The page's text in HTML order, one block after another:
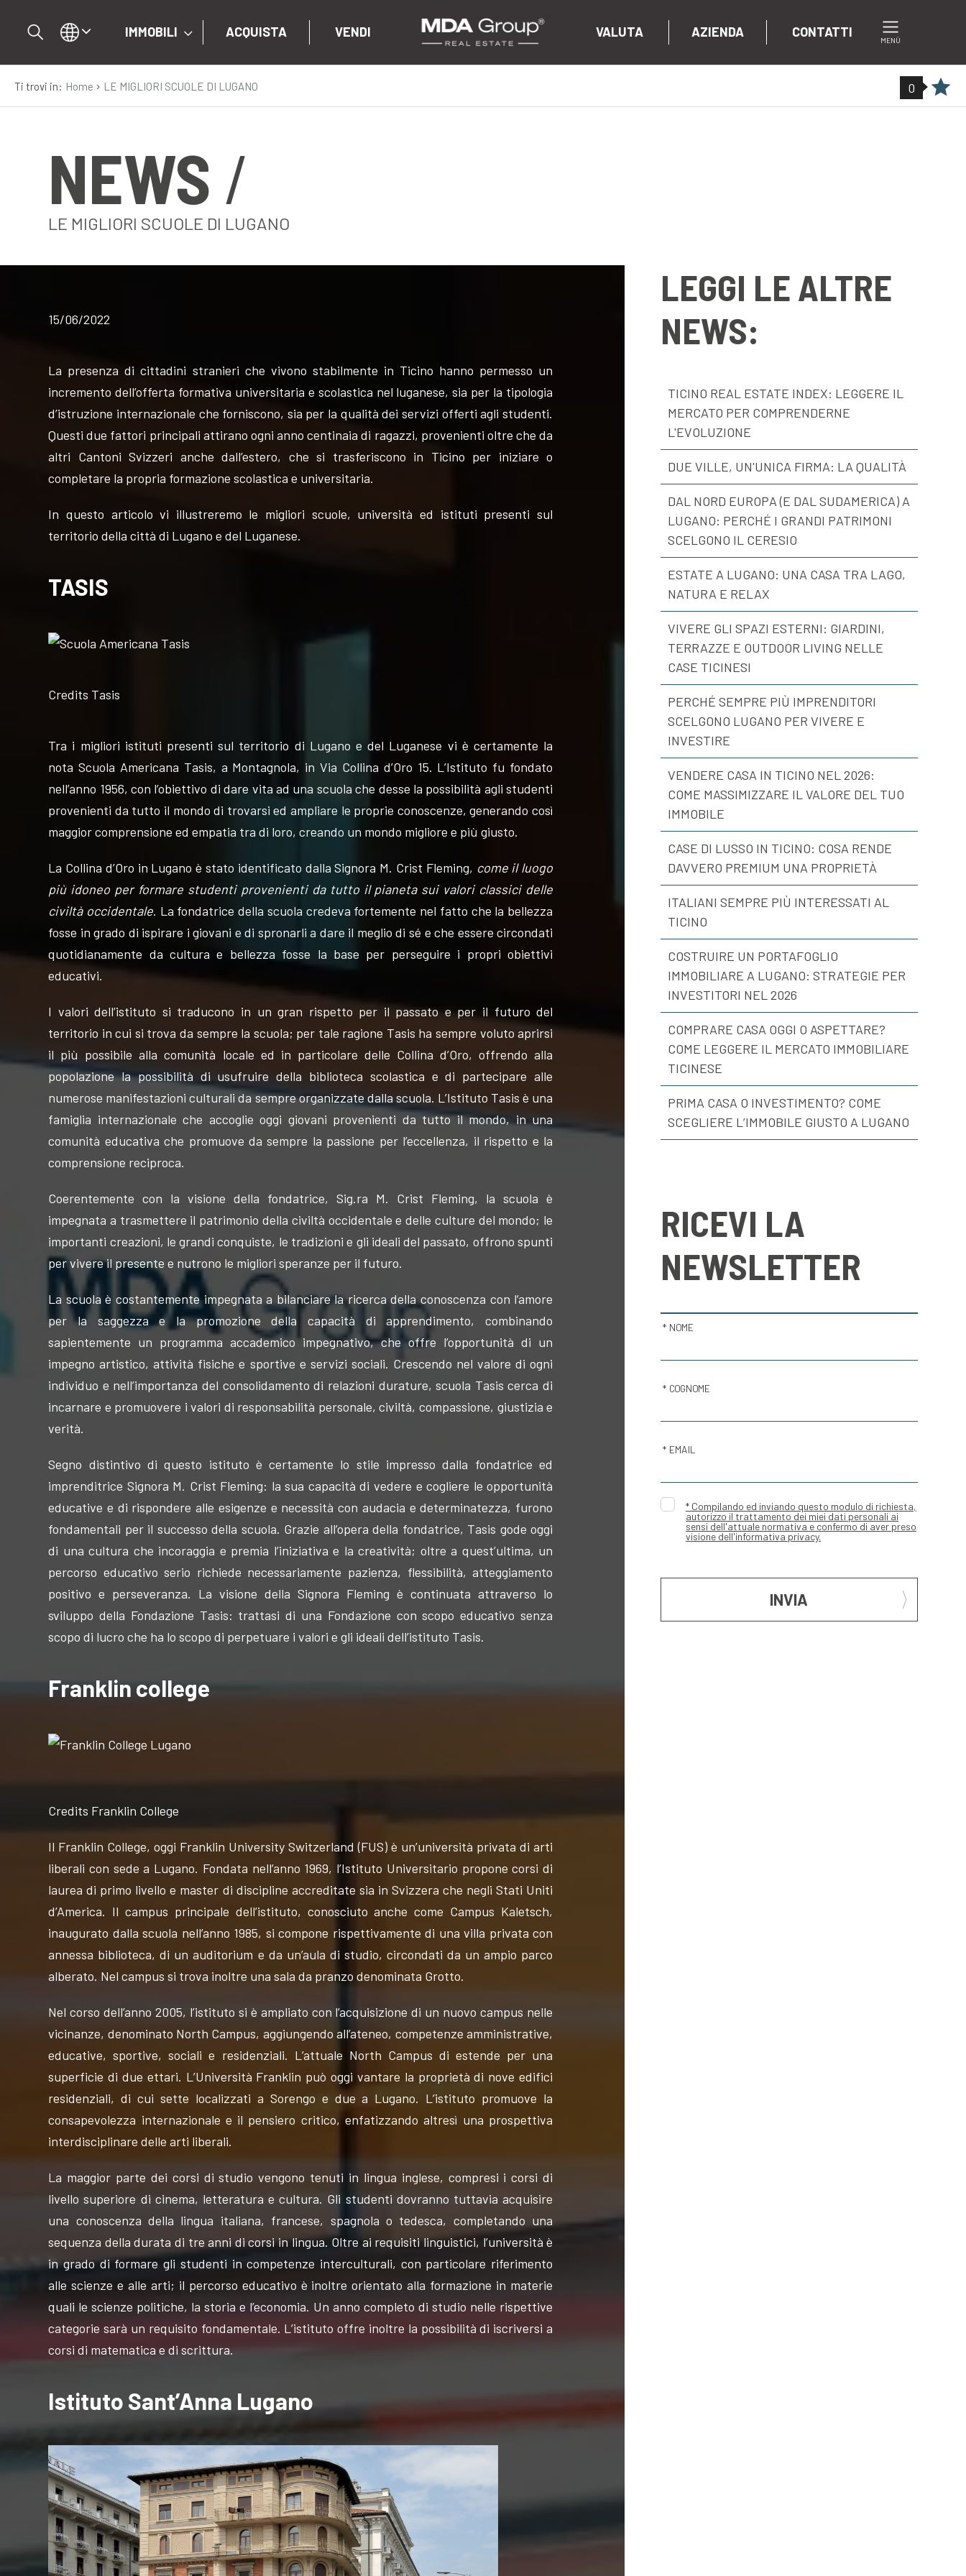
IMMOBILI ACQUISTA VENDI VALUTA AZIENDA CONTATTI
MENÙ
Ti trovi in: Home › LE MIGLIORI SCUOLE DI LUGANO 0
NEWS
LE MIGLIORI SCUOLE DI LUGANO
15/06/2022
La presenza di cittadini stranieri che vivono stabilmente in Ticino hanno permesso un
incremento dell’offerta formativa universitaria e scolastica nel luganese, sia per la tipologia
d’istruzione internazionale che forniscono, sia per la qualità dei servizi offerti agli studenti.
Questi due fattori principali attirano ogni anno centinaia di ragazzi, provenienti oltre che da
altri Cantoni Svizzeri anche dall’estero, che si trasferiscono in Ticino per iniziare o
completare la propria formazione scolastica e universitaria.
In questo articolo vi illustreremo le migliori scuole, università ed istituti presenti sul
territorio della città di Lugano e del Luganese.
TASIS
Credits Tasis
Tra i migliori istituti presenti sul territorio di Lugano e del Luganese vi è certamente la
nota Scuola Americana Tasis, a Montagnola, in Via Collina d’Oro 15. L’Istituto fu fondato
nell’anno 1956, con l’obiettivo di dare vita ad una scuola che desse la possibilità agli studenti
provenienti da tutto il mondo di trovarsi ed ampliare le proprie conoscenze, generando così
maggior comprensione ed empatia tra di loro, creando un mondo migliore e più giusto.
La Collina d’Oro in Lugano è stato identificato dalla Signora M. Crist Fleming, come il luogo
più idoneo per formare studenti provenienti da tutto il pianeta sui valori classici delle
civiltà occidentale. La fondatrice della scuola credeva fortemente nel fatto che la bellezza
fosse in grado di ispirare i giovani e di spronarli a dare il meglio di sé e che essere circondati
quotidianamente da cultura e bellezza fosse la base per perseguire i propri obiettivi
educativi.
I valori dell’istituto si traducono in un gran rispetto per il passato e per il futuro del
territorio in cui si trova da sempre la scuola; per tale ragione Tasis ha sempre voluto aprirsi
il più possibile alla comunità locale ed in particolare delle Collina d’Oro, offrendo alla
popolazione la possibilità di usufruire della biblioteca scolastica e di partecipare alle
numerose manifestazioni culturali da sempre organizzate dalla scuola. L’Istituto Tasis è una
famiglia internazionale che accoglie oggi giovani provenienti da tutto il mondo, in una
comunità educativa che promuove da sempre la passione per l’eccellenza, il rispetto e la
comprensione reciproca.
Coerentemente con la visione della fondatrice, Sig.ra M. Crist Fleming, la scuola è
impegnata a trasmettere il patrimonio della civiltà occidentale e delle culture del mondo; le
importanti creazioni, le grandi conquiste, le tradizioni e gli ideali del passato, offrono spunti
per vivere il presente e nutrono le migliori speranze per il futuro.
La scuola è costantemente impegnata a bilanciare la ricerca della conoscenza con l’amore
per la saggezza e la promozione della capacità di apprendimento, combinando
sapientemente un programma accademico impegnativo, che offre l’opportunità di un
impegno artistico, attività fisiche e sportive e servizi sociali. Crescendo nel valore di ogni
individuo e nell’importanza del consolidamento di relazioni durature, scuola Tasis cerca di
incarnare e promuovere i valori di responsabilità personale, civiltà, compassione, giustizia e
verità.
Segno distintivo di questo istituto è certamente lo stile impresso dalla fondatrice ed
imprenditrice Signora M. Crist Fleming: la sua capacità di vedere e cogliere le opportunità
educative e di rispondere alle esigenze e necessità con audacia e determinatezza, furono
fondamentali per il successo della scuola. Grazie all’opera della fondatrice, Tasis gode oggi
di una cultura che incoraggia e premia l’iniziativa e la creatività; oltre a quest’ultima, un
percorso educativo serio richiede necessariamente pazienza, flessibilità, atteggiamento
positivo e perseveranza. La visione della Signora Fleming è continuata attraverso lo
sviluppo della Fondazione Tasis: trattasi di una Fondazione con scopo educativo senza
scopo di lucro che ha lo scopo di perpetuare i valori e gli ideali dell’istituto Tasis.
Franklin college
Credits Franklin College
Il Franklin College, oggi Franklin University Switzerland (FUS) è un’università privata di arti
liberali con sede a Lugano. Fondata nell’anno 1969, l’Istituto Universitario propone corsi di
laurea di primo livello e master di discipline accreditate sia in Svizzera che negli Stati Uniti
d’America. Il campus principale dell’istituto, conosciuto anche come Campus Kaletsch,
inaugurato dalla scuola nell’anno 1985, si compone rispettivamente di una villa privata con
annessa biblioteca, di un auditorium e da un’aula di studio, circondati da un ampio parco
alberato. Nel campus si trova inoltre una sala da pranzo denominata Grotto.
Nel corso dell’anno 2005, l’istituto si è ampliato con l’acquisizione di un nuovo campus nelle
vicinanze, denominato North Campus, aggiungendo all’ateneo, competenze amministrative,
educative, sportive, sociali e residenziali. L’attuale North Campus di estende per una
superficie di due ettari. L’Università Franklin può oggi vantare la proprietà di nove edifici
residenziali, di cui sette localizzati a Sorengo e due a Lugano. L’istituto promuove la
consapevolezza internazionale e il pensiero critico, enfatizzando altresì una prospettiva
interdisciplinare delle arti liberali.
La maggior parte dei corsi di studio vengono tenuti in lingua inglese, compresi i corsi di
livello superiore di cinema, letteratura e cultura. Gli studenti dovranno tuttavia acquisire
una conoscenza della lingua italiana, francese, spagnola o tedesca, completando una
sequenza della durata di tre anni di corsi in lingua. Oltre ai requisiti linguistici, l’università è
in grado di formare gli studenti in competenze interculturali, con particolare riferimento
alle scienze e alle arti; il percorso educativo è inoltre orientato alla formazione in materie
quali le scienze politiche, la storia e l’economia. Un anno completo di studio nelle rispettive
categorie sarà un requisito fondamentale. L’istituto offre inoltre la possibilità di iscriversi a
corsi di matematica e di scrittura.
Istituto Sant’Anna Lugano
LEGGI LE ALTRE
NEWS:
TICINO REAL ESTATE INDEX: LEGGERE IL
MERCATO PER COMPRENDERNE
L'EVOLUZIONE
DUE VILLE, UN'UNICA FIRMA: LA QUALITÀ
DAL NORD EUROPA (E DAL SUDAMERICA) A
LUGANO: PERCHÉ I GRANDI PATRIMONI
SCELGONO IL CERESIO
ESTATE A LUGANO: UNA CASA TRA LAGO,
NATURA E RELAX
VIVERE GLI SPAZI ESTERNI: GIARDINI,
TERRAZZE E OUTDOOR LIVING NELLE
CASE TICINESI
PERCHÉ SEMPRE PIÙ IMPRENDITORI
SCELGONO LUGANO PER VIVERE E
INVESTIRE
VENDERE CASA IN TICINO NEL 2026:
COME MASSIMIZZARE IL VALORE DEL TUO
IMMOBILE
CASE DI LUSSO IN TICINO: COSA RENDE
DAVVERO PREMIUM UNA PROPRIETÀ
ITALIANI SEMPRE PIÙ INTERESSATI AL
TICINO
COSTRUIRE UN PORTAFOGLIO
IMMOBILIARE A LUGANO: STRATEGIE PER
INVESTITORI NEL 2026
COMPRARE CASA OGGI O ASPETTARE?
COME LEGGERE IL MERCATO IMMOBILIARE
TICINESE
PRIMA CASA O INVESTIMENTO? COME
SCEGLIERE L’IMMOBILE GIUSTO A LUGANO
RICEVI LA
NEWSLETTER
* NOME
* COGNOME
* EMAIL
* Compilando ed inviando questo modulo di richiesta,
autorizzo il trattamento dei miei dati personali ai
sensi dell'attuale normativa e confermo di aver preso
visione dell'informativa privacy.
INVIA
NEWS
AZIENDA
CONTATTI
AWARDS
FOLLOW